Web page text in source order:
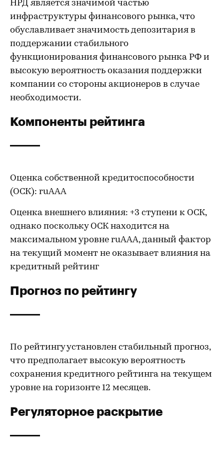
НРД является значимой частью
инфраструктуры финансового рынка, что
обуславливает значимость депозитария в
поддержании стабильного
функционирования финансового рынка РФ и
высокую вероятность оказания поддержки
компании со стороны акционеров в случае
необходимости.
Компоненты рейтинга
Оценка собственной кредитоспособности
(ОСК): ruAAA
Оценка внешнего влияния: +3 ступени к ОСК,
однако поскольку ОСК находится на
максимальном уровне ruAAA, данный фактор
на текущий момент не оказывает влияния на
кредитный рейтинг
Прогноз по рейтингу
По рейтингу установлен стабильный прогноз,
что предполагает высокую вероятность
сохранения кредитного рейтинга на текущем
уровне на горизонте 12 месяцев.
Регуляторное раскрытие